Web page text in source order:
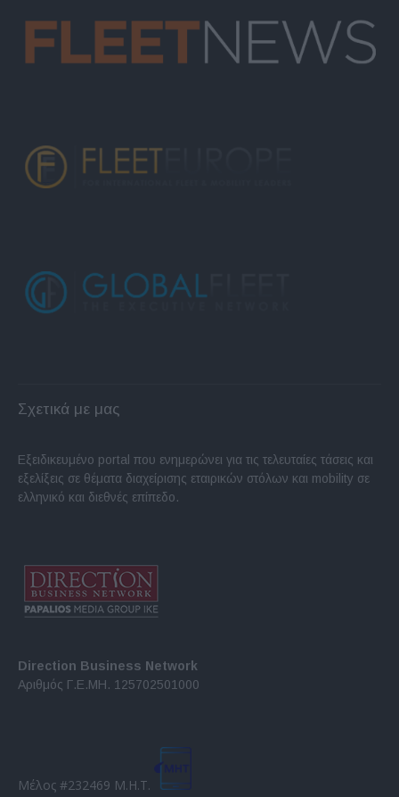
Σχετικά με μας
Εξειδικευμένο portal που ενημερώνει για τις τελευταίες τάσεις και
εξελίξεις σε θέματα διαχείρισης εταιρικών στόλων και mobility σε
ελληνικό και διεθνές επίπεδο.
Direction Business Network
Αριθμός Γ.Ε.ΜΗ. 125702501000
Μέλος #232469 Μ.Η.Τ.